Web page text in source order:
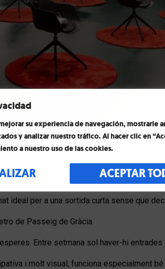
su experiencia de navegación, mostrarle
y analizar nuestro tráfico. Al hacer clic en
a nuestro uso de las cookies.
ACEPTAR
de 8 anys).
de Gràcia (línies 2, 3 i 4), així que
taquilla; entre setmana hi sol haver més
alFAQ oficial
ideal per a una sortida curta sense que
de Passeig de Gràcia.
Entre setmana sol haver-hi
i molt visual, funciona especialment